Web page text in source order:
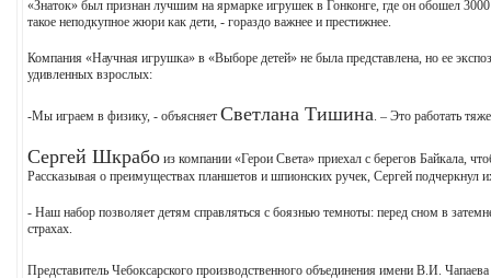
«Знаток» был признан лучшим на ярмарке игрушек в Гонконге, где он обошел
такое неподкупное жюри как дети, - гораздо важнее и престижнее.
Компания «Научная игрушка» в «Выборе детей» не была представлена, но ее
удивленных взрослых:
-Мы играем в физику, - объясняет Светлана Тишина. – Это работать
Сергей Шкрабо из компании «Герои Света» приехал с берегов Байкала,
Рассказывая о преимуществах планшетов и шпионских ручек, Сергей подчеркнул
- Наш набор позволяет детям справляться с боязнью темноты: перед сном в
страхах.
Представитель Чебоксарского производственного объединения имени В.И. Чапаева